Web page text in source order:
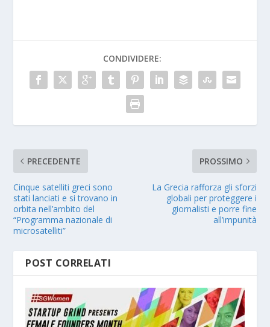
CONDIVIDERE:
PRECEDENTE
Cinque satelliti greci sono
stati lanciati e si trovano in
orbita nell’ambito del
“Programma nazionale di
microsatelliti”
PROSSIMO
La Grecia rafforza gli sforzi
globali per proteggere i
giornalisti e porre fine
all’impunità
POST CORRELATI